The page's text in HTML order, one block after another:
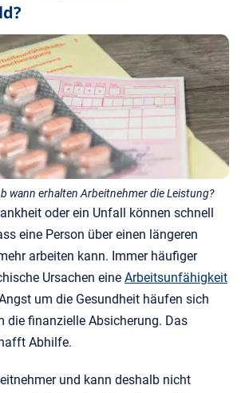
wann erhalten Arbeitnehmer die Leistung?
oder ein Unfall können schnell
eine Person über einen längeren
arbeiten kann. Immer häufiger
Ursachen eine Arbeitsunfähigkeit
um die Gesundheit häufen sich
die finanzielle Absicherung. Das
Abhilfe.
und kann deshalb nicht